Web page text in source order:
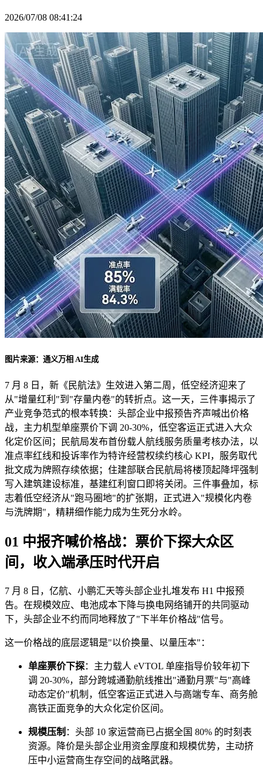
2026/07/08 08:41:24
图片来源：通义万相 AI生成
7 月 8 日，新《民航法》生效进入第二周，低空经济迎来了
从"增量红利"到"存量内卷"的转折点。这一天，三件事揭示了
产业竞争范式的根本转换：头部企业中报预告齐声喊出价格
战，主力机型单座票价下调 20-30%，低空客运正式进入大众
化定价区间；民航局发布首份载人航线服务质量考核办法，以
准点率红线和投诉率作为特许经营权续约核心 KPI，服务取代
批文成为牌照存续依据；住建部联合民航局将楼顶起降坪强制
写入建筑建设标准，基建红利窗口即将关闭。三件事叠加，标
志着低空经济从"跑马圈地"的扩张期，正式进入"规模化内卷
与洗牌期"，精耕细作能力成为生死分水岭。
01 中报齐喊价格战：票价下探大众区
间，收入端承压时代开启
7 月 8 日，亿航、小鹏汇天等头部企业扎堆发布 H1 中报预
告。在规模效应、电池成本下降与换电网络铺开的共同驱动
下，头部企业不约而同地释放了"下半年价格战"信号。
这一价格战的底层逻辑是"以价换量、以量压本"：
单座票价下探：主力载人 eVTOL 单座指导价较年初下
调 20-30%，部分跨城通勤航线推出"通勤月票"与"高峰
动态定价"机制，低空客运正式进入与高端专车、商务舱
高铁正面竞争的大众化定价区间。
规模压制 ：头部 10 家运营商已占据全国 80% 的时刻表
资源。降价是头部企业用资金厚度和规模优势，主动挤
压中小运营商生存空间的战略武器。